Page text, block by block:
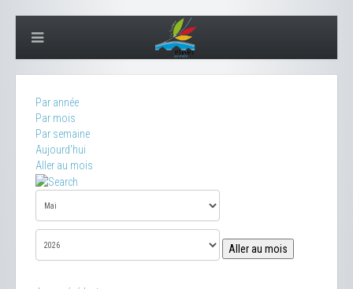
Par année
Par mois
Par semaine
Aujourd'hui
Aller au mois
Aller au mois